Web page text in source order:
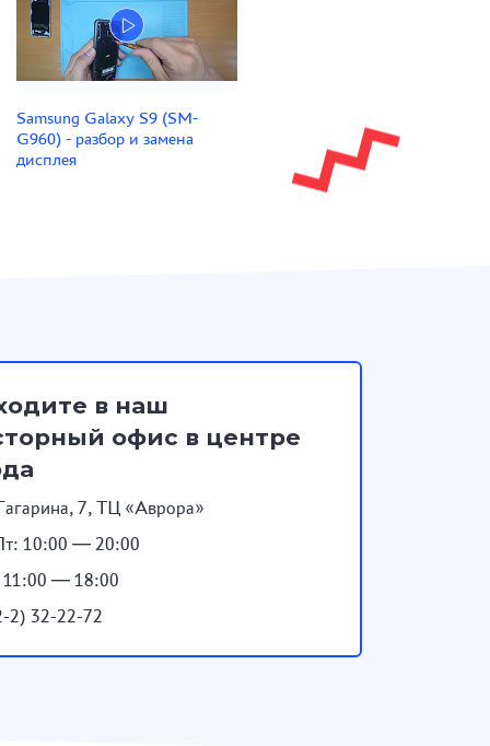
Samsung Galaxy S9 (SM-
G960) - разбор и замена
дисплея
в наш
офис в центре
7, ТЦ «Аврора»
10:00 — 20:00
11:00 — 18:00
2) 32-22-72